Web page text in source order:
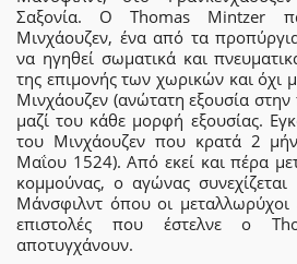
Σαξονία. Ο Thomas Mintzer
Μινχάουζεν, ένα από τα
να ηγηθεί σωματικά και
της επιμονής των χωρικών και όχι
Μινχάουζεν (ανώτατη εξουσία στην
μαζί του κάθε μορφή εξουσίας.
του Μινχάουζεν που κρατά 2
Μαΐου 1524). Από εκεί και πέρα
κομμούνας, ο αγώνας
Μάνσφιλντ όπου οι μεταλλωρύχοι
επιστολές που έστελνε ο
αποτυγχάνουν.